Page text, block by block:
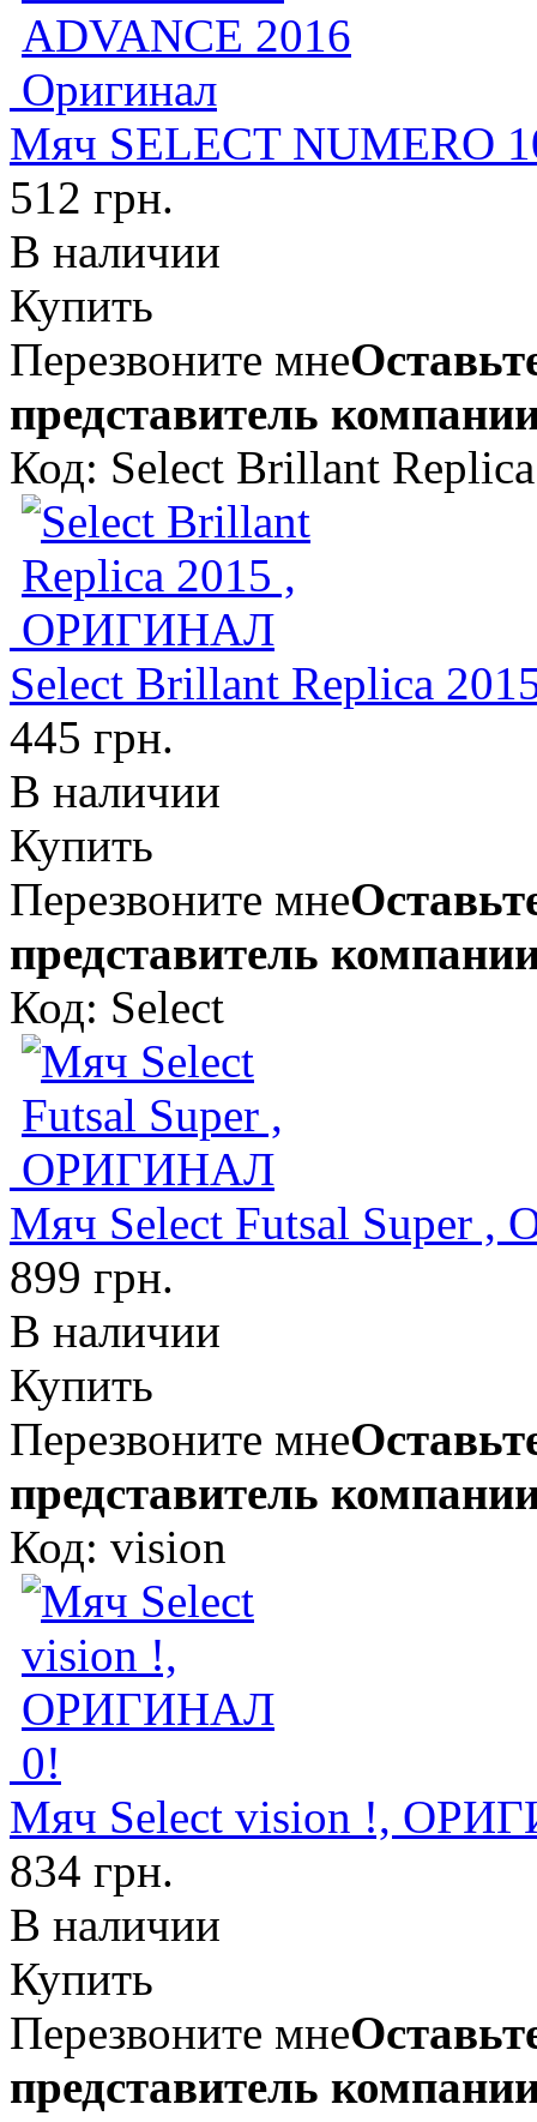
Мяч SELECT NUMERO
512 грн.
В наличии
Купить
Перезвоните мне
представитель
Код: Select Brillant Replica
Select Brillant Replica
445 грн.
В наличии
Купить
Перезвоните мне
представитель
Код: Select
Мяч Select Futsal Super
899 грн.
В наличии
Купить
Перезвоните мне
представитель
Код: vision
Мяч Select vision !,
834 грн.
В наличии
Купить
Перезвоните мне
представитель